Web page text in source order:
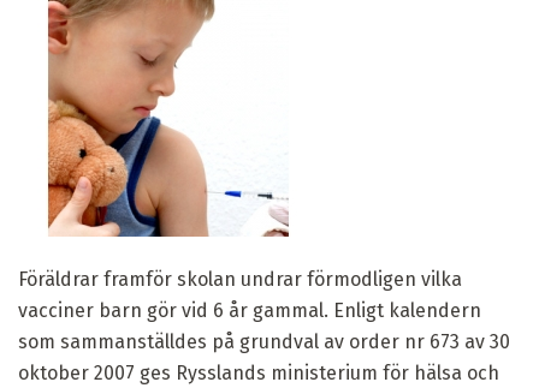
Föräldrar framför skolan undrar förmodligen vilka
vacciner barn gör vid 6 år gammal. Enligt kalendern
som sammanställdes på grundval av order nr 673 av 30
oktober 2007 ges Rysslands ministerium för hälsa och